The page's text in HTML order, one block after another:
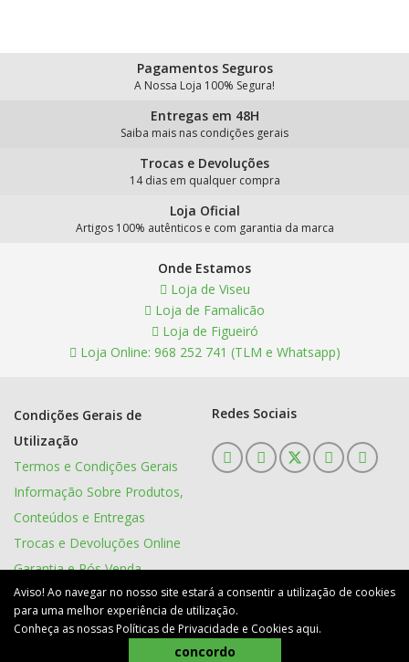
Pagamentos Seguros
A Nossa Loja 100% Segura!
Entregas em 48H
Saiba mais nas condições gerais
Trocas e Devoluções
14 dias em qualquer compra
Loja Oficial
Artigos 100% autênticos e com garantia da marca
Onde Estamos
Loja de Viseu
Loja de Famalicão
Loja de Figueiró
Loja Online: 968 252 741 (TLM e Whatsapp)
Condições Gerais de
Utilização
Termos e Condições Gerais
Informação Sobre Produtos,
Conteúdos e Entregas
Trocas e Devoluções Online
Garantia e Pós Venda
Política de Privacidade
Redes Sociais
CAMPOCHEIO Todos os direitos reservados 2026.
Aviso! Ao navegar no nosso site estará a consentir a utilização de cookies
para uma melhor experiência de utilização.
Conheça as nossas Políticas de Privacidade e Cookies aqui.
concordo